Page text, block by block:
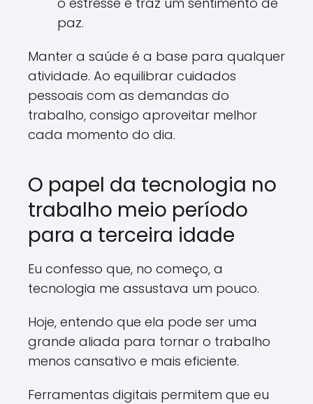
paz.
Manter a saúde é a base para qualquer
atividade. Ao equilibrar cuidados
pessoais com as demandas do
trabalho, consigo aproveitar melhor
cada momento do dia.
O papel da tecnologia no
trabalho meio período
para a terceira idade
Eu confesso que, no começo, a
tecnologia me assustava um pouco.
Hoje, entendo que ela pode ser uma
grande aliada para tornar o trabalho
menos cansativo e mais eficiente.
Ferramentas digitais permitem que eu